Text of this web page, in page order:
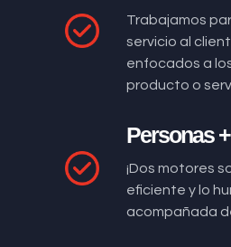
Trabajamos
servicio al
enfocados a
producto o
Personas
¡Dos motores
eficiente y lo
acompañada